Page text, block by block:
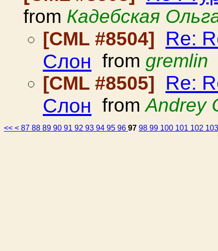
from Кадебская
[CML #8504]
Re:
Слон from gremlin
[CML #8505]
Re:
Слон fromAndrey
<< < 87 88 89 90 91 92 93 94 95 96 97 98 99 100 101 102